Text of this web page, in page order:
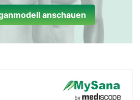
anschauen